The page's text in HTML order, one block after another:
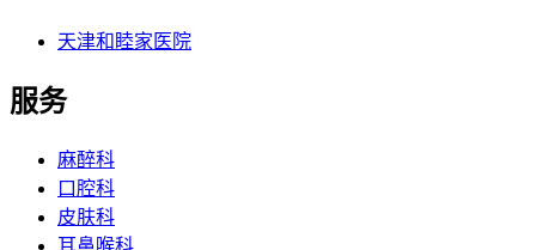
天津和睦家医院
服务
麻醉科
口腔科
皮肤科
耳鼻喉科